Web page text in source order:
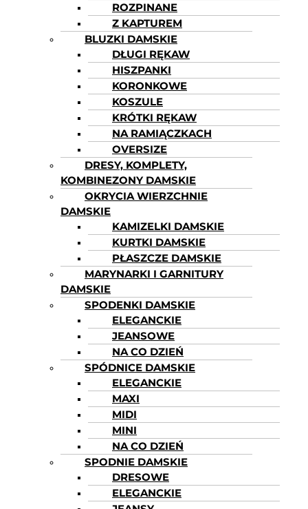
ROZPINANE
Z KAPTUREM
BLUZKI DAMSKIE
DŁUGI RĘKAW
HISZPANKI
KORONKOWE
KOSZULE
KRÓTKI RĘKAW
NA RAMIĄCZKACH
OVERSIZE
DRESY, KOMPLETY,
KOMBINEZONY DAMSKIE
OKRYCIA WIERZCHNIE
DAMSKIE
KAMIZELKI DAMSKIE
KURTKI DAMSKIE
PŁASZCZE DAMSKIE
MARYNARKI I GARNITURY
DAMSKIE
SPODENKI DAMSKIE
ELEGANCKIE
JEANSOWE
NA CO DZIEŃ
SPÓDNICE DAMSKIE
ELEGANCKIE
MAXI
MIDI
MINI
NA CO DZIEŃ
SPODNIE DAMSKIE
DRESOWE
ELEGANCKIE